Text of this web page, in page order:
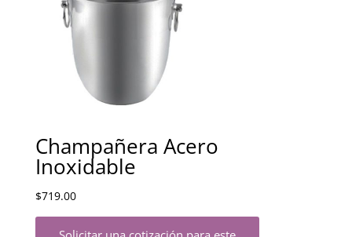
Champañera Acero
Inoxidable
$719.00